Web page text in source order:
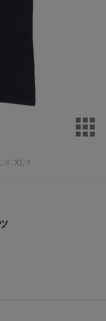
L:☓ XL:☓